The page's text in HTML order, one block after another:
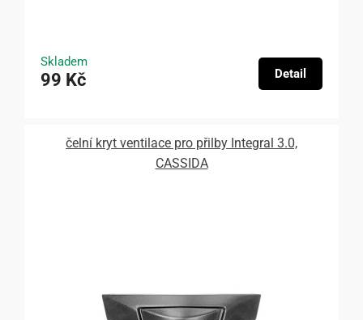
Skladem
99 Kč Detail
čelní kryt ventilace pro přilby Integral 3.0,
CASSIDA